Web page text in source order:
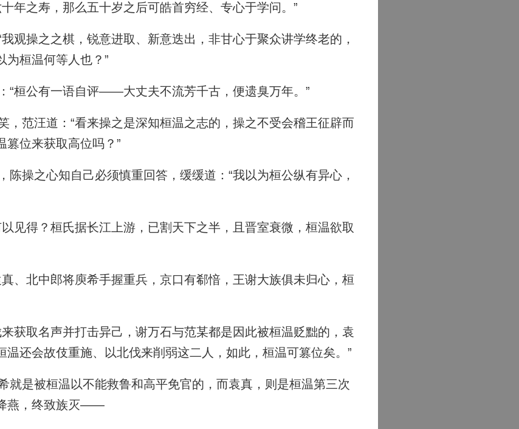
年之寿，那么五十岁之后可皓首穷经、专心于学问。”
观操之之棋，锐意进取、新意迭出，非甘心于聚众讲学终老的，
为桓温何等人也？”
“桓公有一语自评——大丈夫不流芳千古，便遗臭万年。”
范汪道：“看来操之是深知桓温之志的，操之不受会稽王征辟而
篡位来获取高位吗？”
操之心知自己必须慎重回答，缓缓道：“我以为桓公纵有异心，
见得？桓氏据长江上游，已割天下之半，且晋室衰微，桓温欲取
、北中郎将庾希手握重兵，京口有郗愔，王谢大族俱未归心，桓
获取名声并打击异己，谢万石与范某都是因此被桓温贬黜的，袁
温还会故伎重施、以北伐来削弱这二人，如此，桓温可篡位矣。”
是被桓温以不能救鲁和高平免官的，而袁真，则是桓温第三次
燕，终致族灭——